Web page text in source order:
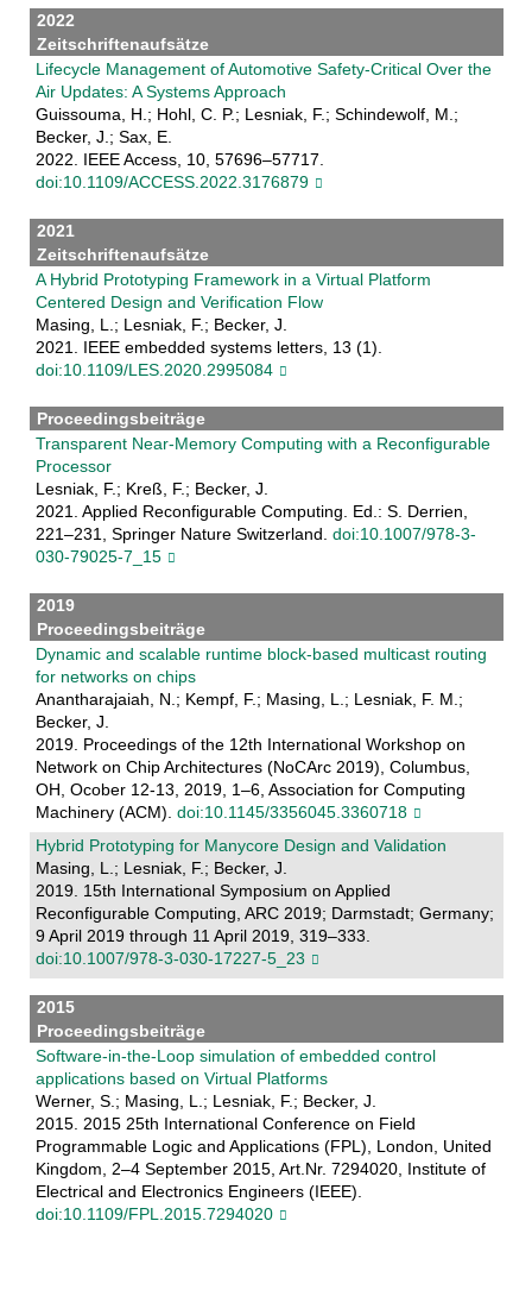
2022
Zeitschriftenaufsätze
Lifecycle Management of Automotive Safety-Critical Over the
Air Updates: A Systems Approach
Guissouma, H.; Hohl, C. P.; Lesniak, F.; Schindewolf, M.;
Becker, J.; Sax, E.
2022. IEEE Access, 10, 57696–57717.
doi:10.1109/ACCESS.2022.3176879
2021
Zeitschriftenaufsätze
A Hybrid Prototyping Framework in a Virtual Platform
Centered Design and Verification Flow
Masing, L.; Lesniak, F.; Becker, J.
2021. IEEE embedded systems letters, 13 (1).
doi:10.1109/LES.2020.2995084
Proceedingsbeiträge
Transparent Near-Memory Computing with a Reconfigurable
Processor
Lesniak, F.; Kreß, F.; Becker, J.
2021. Applied Reconfigurable Computing. Ed.: S. Derrien,
221–231, Springer Nature Switzerland. doi:10.1007/978-3-
030-79025-7_15
2019
Proceedingsbeiträge
Dynamic and scalable runtime block-based multicast routing
for networks on chips
Anantharajaiah, N.; Kempf, F.; Masing, L.; Lesniak, F. M.;
Becker, J.
2019. Proceedings of the 12th International Workshop on
Network on Chip Architectures (NoCArc 2019), Columbus,
OH, Ocober 12-13, 2019, 1–6, Association for Computing
Machinery (ACM). doi:10.1145/3356045.3360718
Hybrid Prototyping for Manycore Design and Validation
Masing, L.; Lesniak, F.; Becker, J.
2019. 15th International Symposium on Applied
Reconfigurable Computing, ARC 2019; Darmstadt; Germany;
9 April 2019 through 11 April 2019, 319–333.
doi:10.1007/978-3-030-17227-5_23
2015
Proceedingsbeiträge
Software-in-the-Loop simulation of embedded control
applications based on Virtual Platforms
Werner, S.; Masing, L.; Lesniak, F.; Becker, J.
2015. 2015 25th International Conference on Field
Programmable Logic and Applications (FPL), London, United
Kingdom, 2–4 September 2015, Art.Nr. 7294020, Institute of
Electrical and Electronics Engineers (IEEE).
doi:10.1109/FPL.2015.7294020